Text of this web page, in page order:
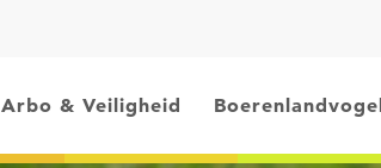
Arbo & Veiligheid